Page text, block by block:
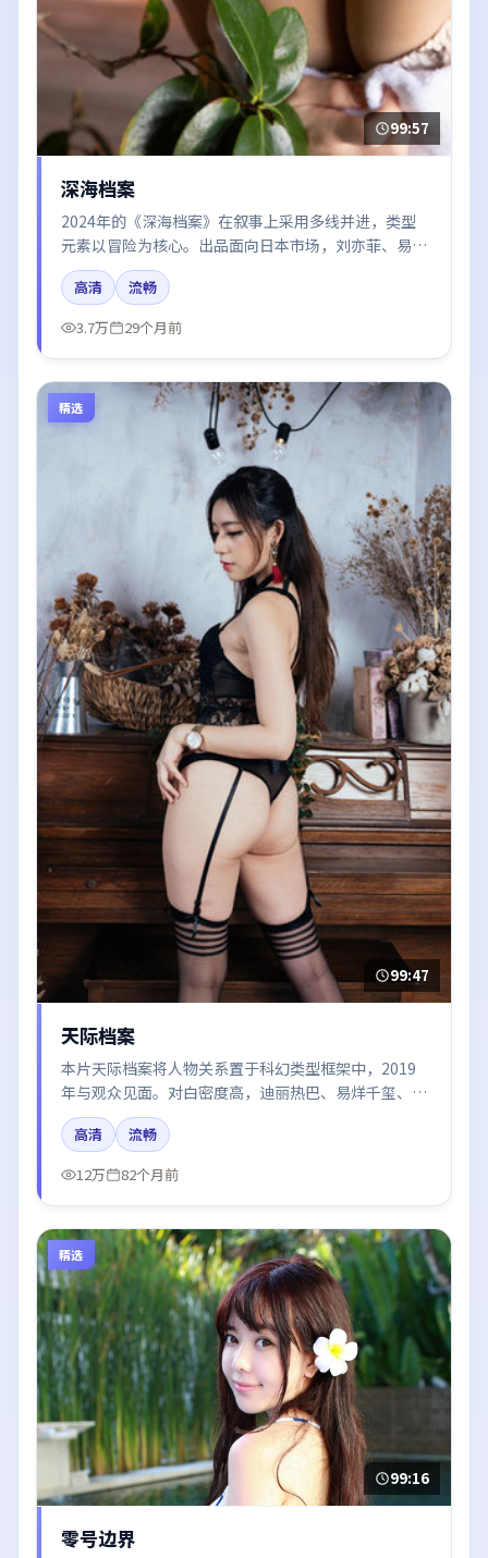
99:57
深海档案
2024年的《深海档案》在叙事上采用多线并进，类型
元素以冒险为核心。出品面向日本市场，刘亦菲、易烊
千玺、于和伟、秦海璐所饰角色推动关键反转，结尾留
白引发讨论。
高清
流畅
3.7万
29个月前
精选
99:47
天际档案
本片天际档案将人物关系置于科幻类型框架中，2019
年与观众见面。对白密度高，迪丽热巴、易烊千玺、倪
妮、章子怡的台词节奏值得关注；整体气质偏中国大陆
都市与冷色调摄影。
高清
流畅
12万
82个月前
精选
99:16
零号边界